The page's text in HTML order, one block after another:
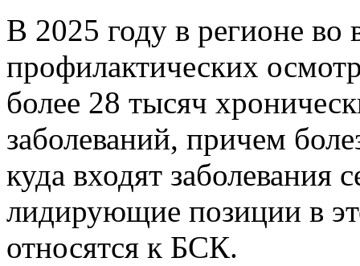
В 2025 году в регионе во
профилактических
более 28 тысяч
заболеваний, причем
куда входят заболевания
лидирующие позиции в
относятся к БСК.